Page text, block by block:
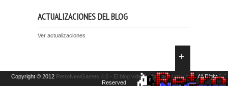
ACTUALIZACIONES DEL BLOG
Ver actualizaciones
Copyright © 2012 RetroNewGames 4.0 - El blog videojueguil de ayer y hoy.All Right
Reserved